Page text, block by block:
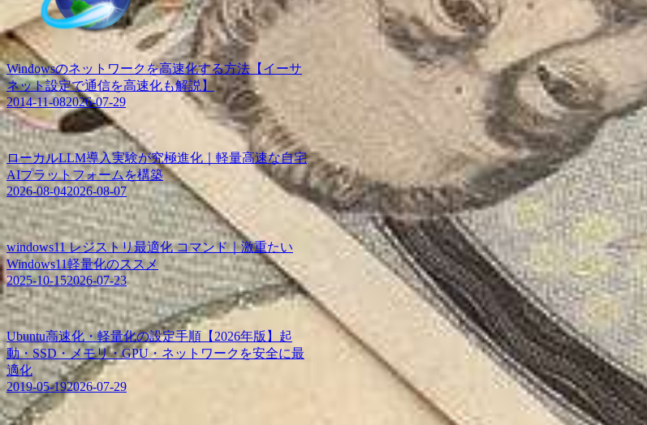
Windowsのネットワークを高速化する方法【イーサ
ネット設定で通信を高速化も解説】
2014-11-082026-07-29
ローカルLLM導入実験が究極進化｜軽量高速な自宅
AIプラットフォームを構築
2026-08-042026-08-07
windows11 レジストリ最適化 コマンド｜激重たい
Windows11軽量化のススメ
2025-10-152026-07-23
Ubuntu高速化・軽量化の設定手順【2026年版】起
動・SSD・メモリ・GPU・ネットワークを安全に最
適化
2019-05-192026-07-29